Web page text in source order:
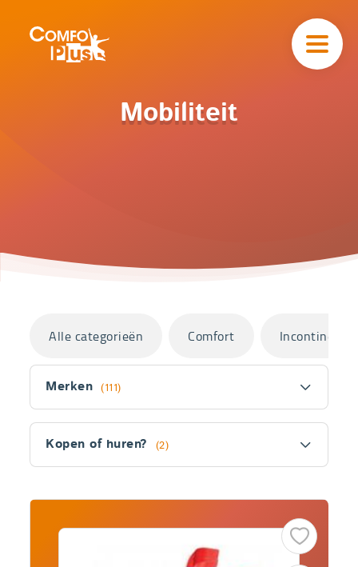
Mobiliteit
navigatieComfoPlus
section
Filter
Merken (111)
Kopen of huren? (2)
Alle categorieën Comfort Incontinentie
Producten